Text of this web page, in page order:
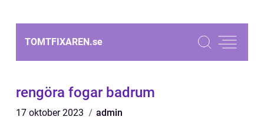
TOMTFIXAREN.se
rengöra fogar badrum
17 oktober 2023 admin